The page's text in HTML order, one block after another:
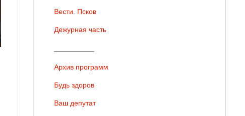
Вести. Псков
Дежурная часть
Архив программ
Будь здоров
Ваш депутат